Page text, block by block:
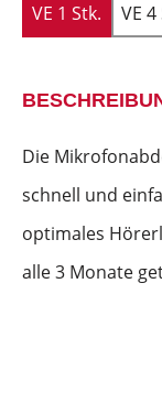
VE 1 Stk. VE 4
Die
schnell und
optimales
alle 3 Monate